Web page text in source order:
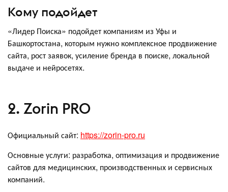
Кому подойдет
«Лидер Поиска» подойдет компаниям из Уфы и
Башкортостана, которым нужно комплексное продвижение
сайта, рост заявок, усиление бренда в поиске, локальной
выдаче и нейросетях.
2. Zorin PRO
Официальный сайт: https://zorin-pro.ru
Основные услуги: разработка, оптимизация и продвижение
сайтов для медицинских, производственных и сервисных
компаний.